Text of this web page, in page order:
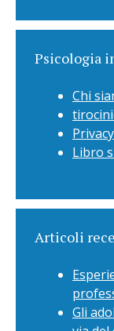
Psicologia
Chi
Libro
Articoli
Gli